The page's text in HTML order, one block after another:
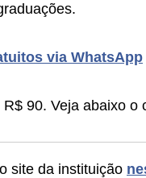
via WhatsApp
90. Veja abaixo o
site da instituição